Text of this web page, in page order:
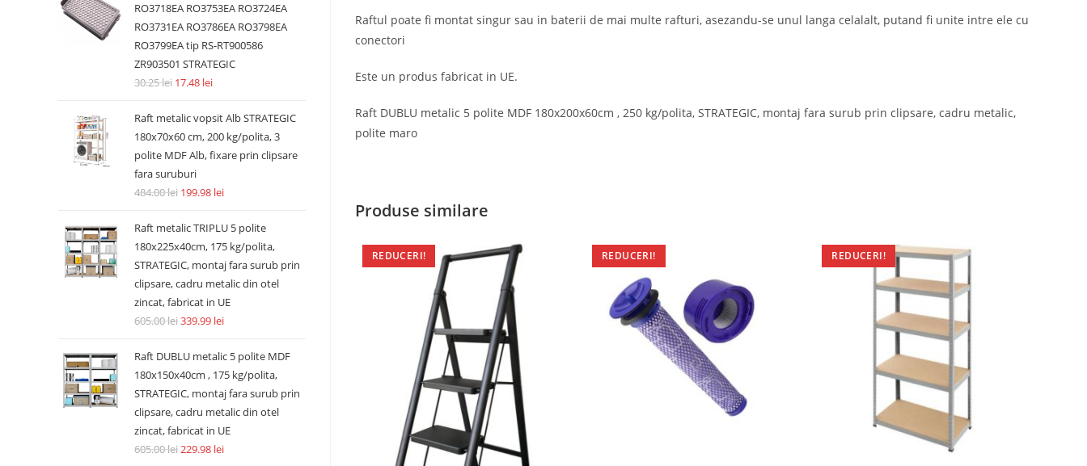
Raftul poate fi montat singur sau in baterii de mai multe rafturi, asezandu-se unul langa celalalt, putand fi unite intre ele cu
conectori
Este un produs fabricat in UE.
Raft DUBLU metalic 5 polite MDF 180x200x60cm , 250 kg/polita, STRATEGIC, montaj fara surub prin clipsare, cadru metalic,
polite maro
Produse similare
REDUCERI! REDUCERI! REDUCERI!
RO3718EA RO3753EA RO3724EA
RO3731EA RO3786EA RO3798EA
RO3799EA tip RS-RT900586
ZR903501 STRATEGIC
30.25lei 17.48 lei
Raft metalic vopsit Alb STRATEGIC
180x70x60 cm, 200 kg/polita, 3
polite MDF Alb, fixare prin clipsare
fara suruburi
484.00lei 199.98 lei
Raft metalic TRIPLU 5 polite
180x225x40cm, 175 kg/polita,
STRATEGIC, montaj fara surub prin
clipsare, cadru metalic din otel
zincat, fabricat in UE
605.00lei339.99 lei
Raft DUBLU metalic 5 polite MDF
180x150x40cm , 175 kg/polita,
STRATEGIC, montaj fara surub prin
clipsare, cadru metalic din otel
zincat, fabricat in UE
605.00lei229.98 lei